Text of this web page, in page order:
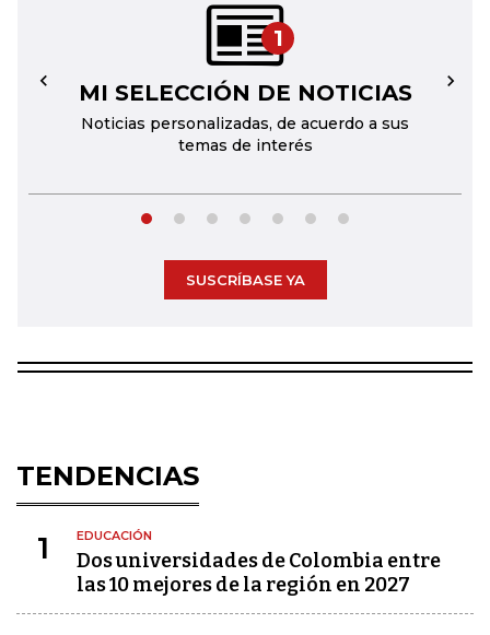
1
MI SELECCIÓN DE NOTICIAS
Noticias personalizadas, de acuerdo a sus
temas de interés
← →
SUSCRÍBASE YA
TENDENCIAS
1 EDUCACIÓN
Dos universidades de Colombia entre
las 10 mejores de la región en 2027